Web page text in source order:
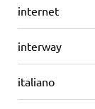
internet
interway
italiano